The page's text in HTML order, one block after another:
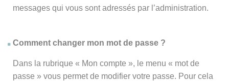
messages qui vous sont adressés par l’administration.
Comment changer mon mot de passe ?
Dans la rubrique « Mon compte », le menu « mot de
passe » vous permet de modifier votre passe. Pour cela